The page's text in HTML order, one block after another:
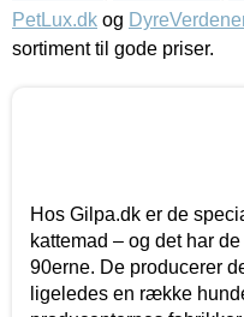
PetLux.dk og
sortiment til gode priser.
Hos Gilpa.dk er de
kattemad – og det har
90erne. De producerer
ligeledes en række